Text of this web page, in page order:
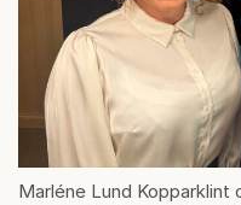
Marléne Lund Kopparklint